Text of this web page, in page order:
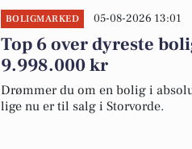
BOLIGMARKED 05-08-2026 13:01
Top 6 over dyreste
9.998.000 kr
Drømmer du om en bolig i
lige nu er til salg i Storvorde.